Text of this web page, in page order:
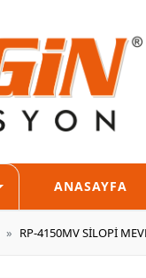
ANASAYFA
RP-4150MV SİLOPİ